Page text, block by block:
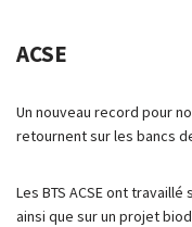
ACSE
Un nouveau record pour
retournent sur les bancs
Les BTS ACSE ont
ainsi que sur un projet